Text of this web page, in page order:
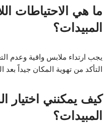
ما هي الاحتياطات
المبيدات؟
يجب ارتداء ملابس واقية وعدم
التأكد من تهوية المكان جيداً بعد
كيف يمكنني اختيار
المبيدات؟